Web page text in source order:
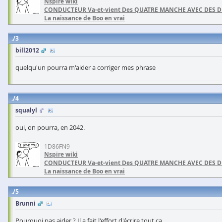
CONDUCTEUR Va-et-vient Des QUATRE MANCHE AVEC DES
La naissance de Boo en vrai
3
bill2012
quelqu'un pourra m'aider a corriger mes phrase
4
squalyl
oui, on pourra, en 2042.
1D86FN9
Nspire wiki
CONDUCTEUR Va-et-vient Des QUATRE MANCHE AVEC DES
La naissance de Boo en vrai
5
Brunni